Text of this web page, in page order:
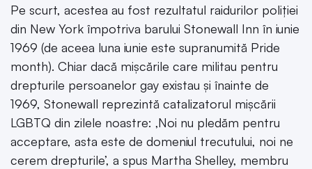
Pe scurt, acestea au fost rezultatul raidurilor poliției
din New York împotriva barului Stonewall Inn în iunie
1969 (de aceea luna iunie este supranumită Pride
month). Chiar dacă mișcările care militau pentru
drepturile persoanelor gay existau și înainte de
1969, Stonewall reprezintă catalizatorul mișcării
LGBTQ din zilele noastre: ‚Noi nu pledăm pentru
acceptare, asta este de domeniul trecutului, noi ne
cerem drepturile’, a spus Martha Shelley, membru